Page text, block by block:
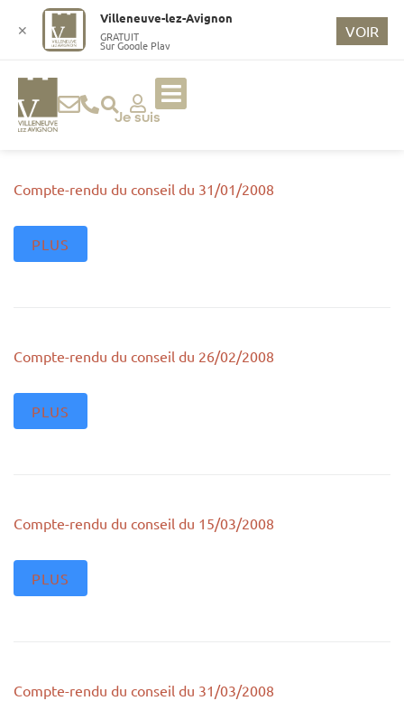
Je suis
Compte-rendu du conseil du 31/01/2008
PLUS
Compte-rendu du conseil du 26/02/2008
PLUS
Compte-rendu du conseil du 15/03/2008
PLUS
Compte-rendu du conseil du 31/03/2008
✕
Villeneuve-lez-Avignon
GRATUIT
Sur Google Play
VOIR